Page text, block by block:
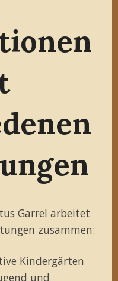
Garrel arbeitet
zusammen:
Kindergärten
und